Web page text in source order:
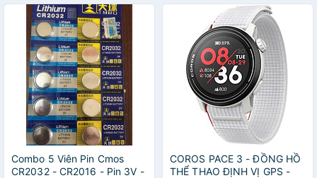
Combo 5 Viên Pin Cmos
CR2032 - CR2016 - Pin 3V -
COROS PACE 3 - ĐỒNG HỒ
THỂ THAO ĐỊNH VỊ GPS -